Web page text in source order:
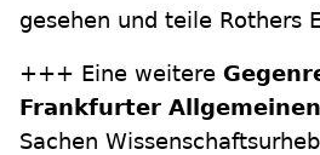
gesehen und teile Rothers
+++ Eine weitere
Frankfurter
Sachen